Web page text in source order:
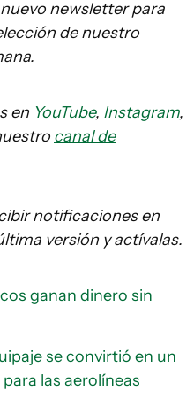
newsletter para
de nuestro
en YouTube, Instagram,
canal de
notificaciones en
versión y actívalas.
ganan dinero sin
se convirtió en un
las aerolíneas